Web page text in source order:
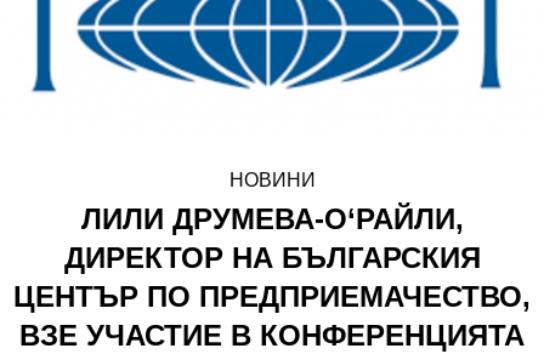
НОВИНИ
ЛИЛИ ДРУМЕВА-О‘РАЙЛИ,
ДИРЕКТОР НА БЪЛГАРСКИЯ
ЦЕНТЪР ПО ПРЕДПРИЕМАЧЕСТВО,
ВЗЕ УЧАСТИЕ В КОНФЕРЕНЦИЯТА